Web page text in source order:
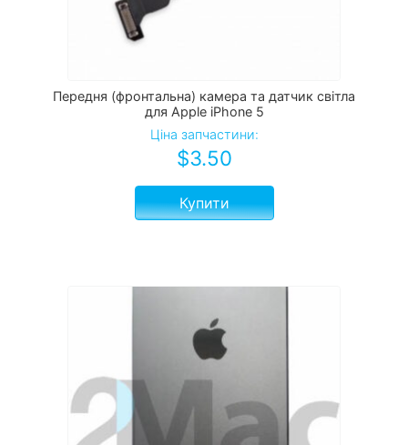
Передня (фронтальна) камера та датчик світла
для Apple iPhone 5
Ціна запчастини:
$3.50
Купити